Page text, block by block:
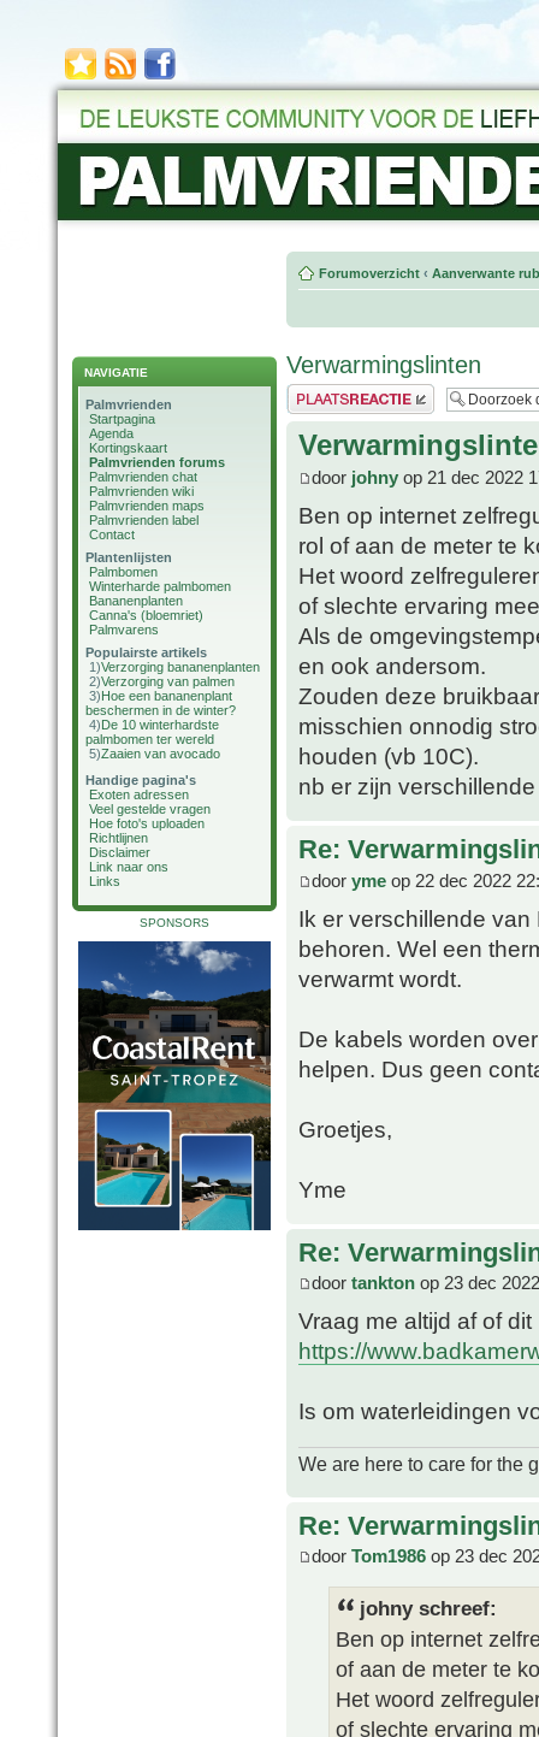
NAVIGATIE
Palmvrienden
Startpagina
Agenda
Kortingskaart
Palmvrienden forums
Palmvrienden chat
Palmvrienden wiki
Palmvrienden maps
Palmvrienden label
Contact
Plantenlijsten
Palmbomen
Winterharde palmbomen
Bananenplanten
Canna's (bloemriet)
Palmvarens
Populairste artikels
1)Verzorging bananenplanten
2)Verzorging van palmen
3)Hoe een bananenplant
beschermen in de winter?
4)De 10 winterhardste
palmbomen ter wereld
5)Zaaien van avocado
Handige pagina's
Exoten adressen
Veel gestelde vragen
Hoe foto's uploaden
Richtlijnen
Disclaimer
Link naar ons
Links
SPONSORS
Forumoverzicht ‹ Aanverwante
Verwarmingslinten
Plaats een reactie
door johny op 21 dec 2022
Ben op internet
rol of aan de meter te
Het woord
of slechte ervaring
Als de
en ook andersom.
Zouden deze
misschien onnodig
houden (vb 10C).
nb er zijn
Re:
door yme op 22 dec 2022
Ik er verschillende
behoren. Wel een
verwarmt wordt.
De kabels worden
helpen. Dus geen
Groetjes,
Yme
Re:
door tankton op 23 dec
Vraag me altijd af of
https://
Is om waterleidingen
We are here to care for the
Re:
door Tom1986 op 23 dec
johny schreef:
Ben op internet
of aan de meter te
Het woord
of slechte ervaring